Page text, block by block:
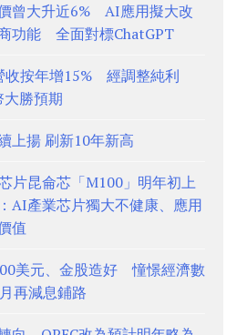
曾大升近6% AI應用擬大改
功能 全面對標ChatGPT
收按年增15% 經調整純利
勝預期
上揚 刷新10年新高
片昆侖芯「M100」明年初上
產業芯片獨大不健康、應用
值
美元、金股造好 憧憬經濟數
再減息鋪路